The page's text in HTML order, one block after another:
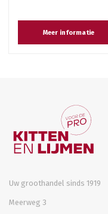
Meer informatie
Uw groothandel sinds 1919
Meerweg 3